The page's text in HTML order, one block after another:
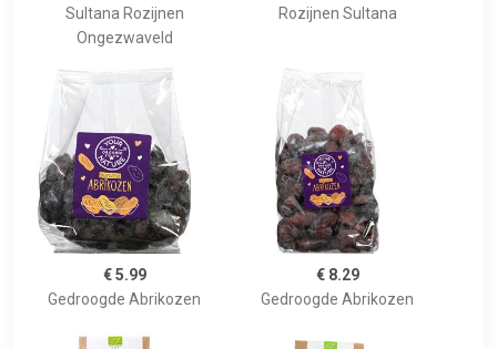
Sultana Rozijnen
Ongezwaveld
Rozijnen Sultana
€ 5.99
Gedroogde Abrikozen
€ 8.29
Gedroogde Abrikozen